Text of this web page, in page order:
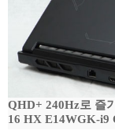
QHD+ 240Hz로 즐
16 HX E14WGK-i9